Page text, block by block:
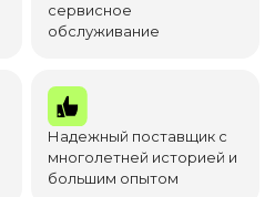
сервисное
обслуживание
Надежный поставщик с
многолетней историей и
большим опытом